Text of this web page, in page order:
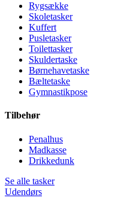
Rygsække
Skoletasker
Kuffert
Pusletasker
Toilettasker
Skuldertaske
Børnehavetaske
Bæltetaske
Gymnastikpose
Tilbehør
Penalhus
Madkasse
Drikkedunk
Se alle tasker
Udendørs